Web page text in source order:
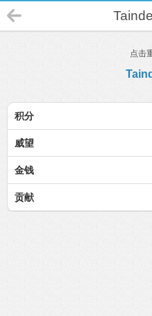
点击
积分
威望
金钱
贡献